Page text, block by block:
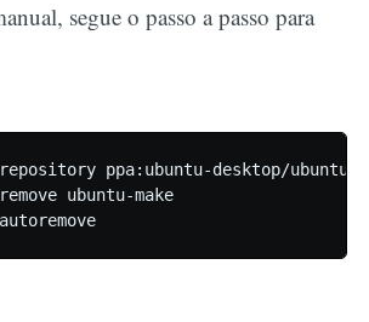
segue o passo a passo para
ppa:ubuntu-desktop/ubuntu-
ubuntu-make
sudo apt-get autoremove